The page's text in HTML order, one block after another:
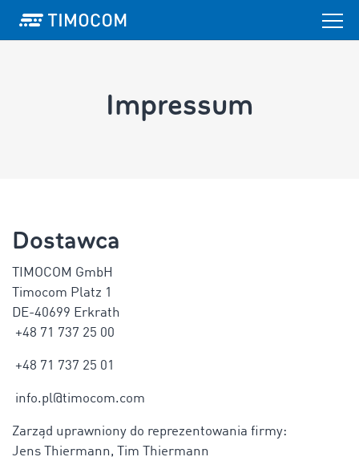
Impressum
Dostawca
TIMOCOM GmbH
Timocom Platz 1
DE-40699 Erkrath
+48 71 737 25 00
+48 71 737 25 01
info.pl@timocom.com
Zarząd uprawniony do reprezentowania firmy:
Jens Thiermann, Tim Thiermann